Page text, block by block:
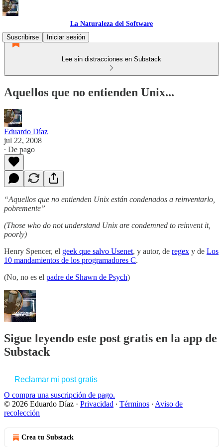
La Naturaleza del Software
Suscribirse
Iniciar sesión
Lee sin distracciones en Substack
Aquellos que no entienden Unix...
Eduardo Díaz
jul 22, 2008
∙ De pago
“Aquellos que no entienden Unix están condenados a reinventarlo,
pobremente”
(Those who do not understand Unix are condemned to reinvent it,
poorly)
Henry Spencer, el geek que salvo Usenet, y autor, de regex y de Los
10 mandamientos de los programadores C.
(No, no es el padre de Shawn de Psych)
Sigue leyendo este post gratis en la app de
Substack
Reclamar mi post gratis
O compra una suscripción de pago.
© 2026 Eduardo Díaz · Privacidad ∙ Términos ∙ Aviso de
recolección
Crea tu Substack